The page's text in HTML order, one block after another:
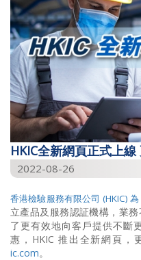
HKIC全新網頁正式上
2022-08-26
香港檢驗服務有限公司 (HKIC) 為
立產品及服務認証機構，業
了更有效地向客戶提供不斷
惠，HKIC 推出全新網頁，
ic.com。